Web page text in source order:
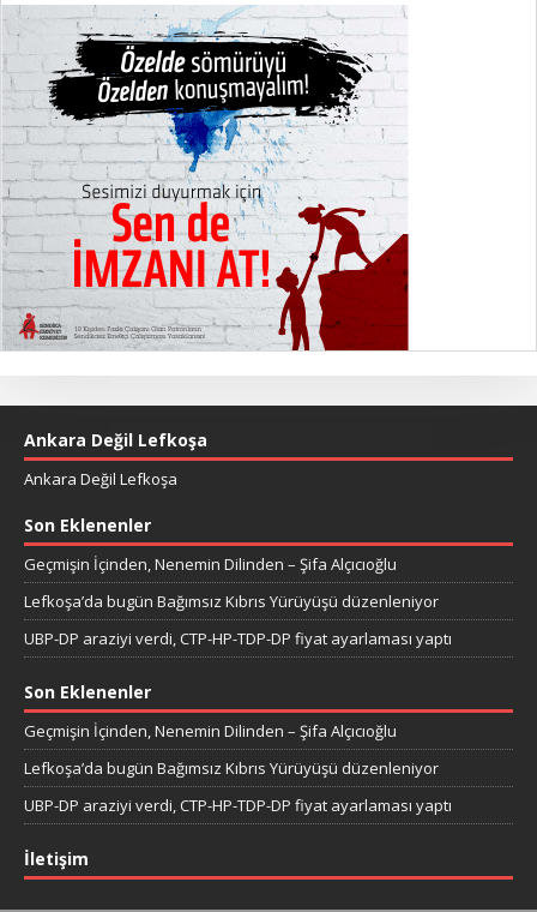
Ankara Değil Lefkoşa
Ankara Değil Lefkoşa
Son Eklenenler
Geçmişin İçinden, Nenemin Dilinden – Şifa Alçıcıoğlu
Lefkoşa’da bugün Bağımsız Kıbrıs Yürüyüşü düzenleniyor
UBP-DP araziyi verdi, CTP-HP-TDP-DP fiyat ayarlaması yaptı
Son Eklenenler
Geçmişin İçinden, Nenemin Dilinden – Şifa Alçıcıoğlu
Lefkoşa’da bugün Bağımsız Kıbrıs Yürüyüşü düzenleniyor
UBP-DP araziyi verdi, CTP-HP-TDP-DP fiyat ayarlaması yaptı
İletişim